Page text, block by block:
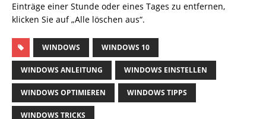
Einträge einer Stunde oder eines Tages zu entfernen,
klicken Sie auf „Alle löschen aus“.
WINDOWS WINDOWS 10
WINDOWS ANLEITUNG WINDOWS EINSTELLEN
WINDOWS OPTIMIEREN WINDOWS TIPPS
WINDOWS TRICKS